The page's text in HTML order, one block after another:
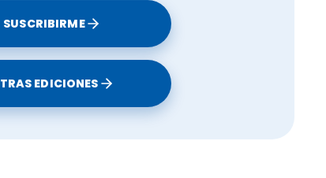
SUSCRIBIRME
EDICIONES